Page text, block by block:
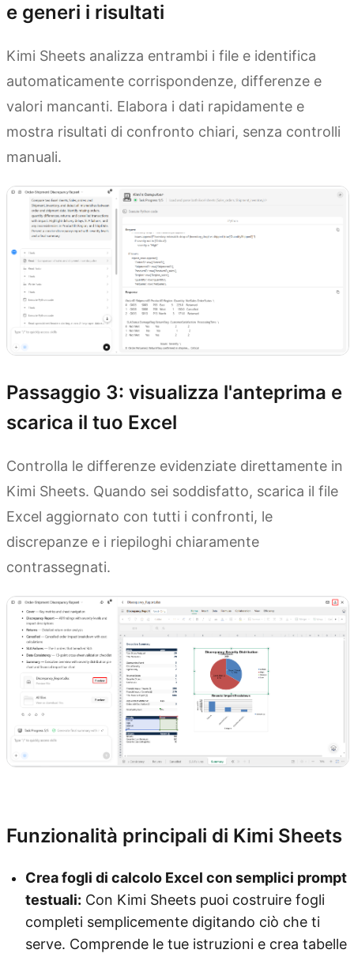
e generi i risultati
Kimi Sheets analizza entrambi i file e identifica
automaticamente corrispondenze, differenze e
valori mancanti. Elabora i dati rapidamente e
mostra risultati di confronto chiari, senza controlli
manuali.
Passaggio 3: visualizza l'anteprima e
scarica il tuo Excel
Controlla le differenze evidenziate direttamente in
Kimi Sheets. Quando sei soddisfatto, scarica il file
Excel aggiornato con tutti i confronti, le
discrepanze e i riepiloghi chiaramente
contrassegnati.
Funzionalità principali di Kimi Sheets
Crea fogli di calcolo Excel con semplici prompt
testuali: Con Kimi Sheets puoi costruire fogli
completi semplicemente digitando ciò che ti
serve. Comprende le tue istruzioni e crea tabelle